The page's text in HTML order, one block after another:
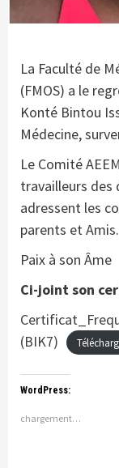
La Faculté de
(FMOS) a le
Konté Bintou
Médecine,
Le Comité
travailleurs des
adressent les
parents et Amis.
Paix à son Âme
Ci-joint son
(BIK7)
WordPress:
chargement…